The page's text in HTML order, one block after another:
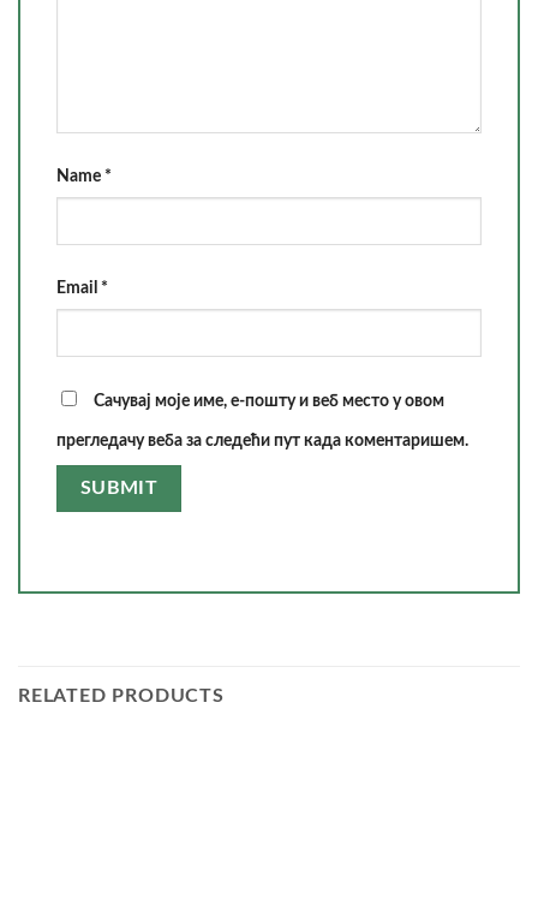
Name *
Email *
Сачувај моје име, е-пошту и веб место у овом
прегледачу веба за следећи пут када коментаришем.
RELATED PRODUCTS